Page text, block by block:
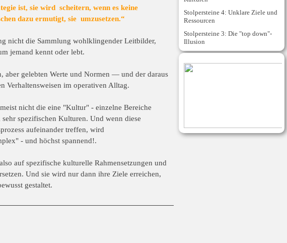
ist, sie wird scheitern, wenn es keine
dazu ermutigt, sie umzusetzen.“
nicht die Sammlung wohlklingender Leitbilder,
jemand kennt oder lebt.
aber gelebten Werte und Normen — und der daraus
Verhaltensweisen im operativen Alltag.
nicht die eine "Kultur" - einzelne Bereiche
spezifischen Kulturen. Und wenn diese
aufeinander treffen, wird
- und höchst spannend!.
auf spezifische kulturelle Rahmensetzungen und
Und sie wird nur dann ihre Ziele erreichen,
gestaltet.
Stolpersteine 4: Unklare Ziele und
Ressourcen
Stolpersteine 3: Die "top down"-
Illusion